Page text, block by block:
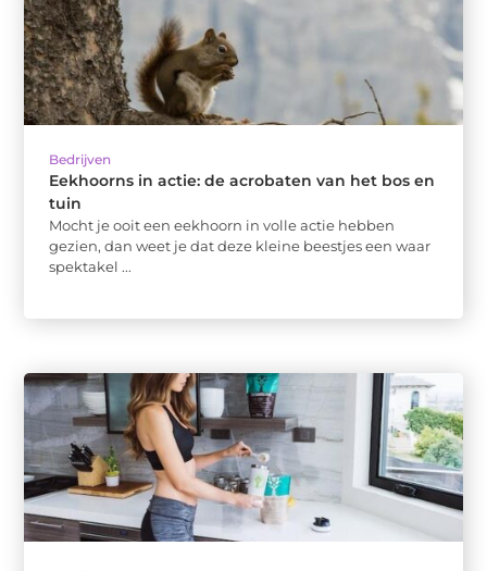
Bedrijven
Eekhoorns in actie: de acrobaten van het bos en
tuin
Mocht je ooit een eekhoorn in volle actie hebben
gezien, dan weet je dat deze kleine beestjes een waar
spektakel ...